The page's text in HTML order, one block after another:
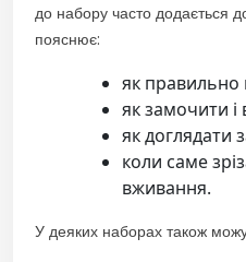
до набору часто додається
пояснює:
як правильно
як замочити і
як доглядати
коли саме
вживання.
У деяких наборах також